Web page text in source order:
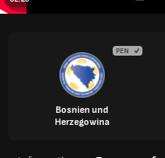
PEN
Bosnien und
Herzegowina